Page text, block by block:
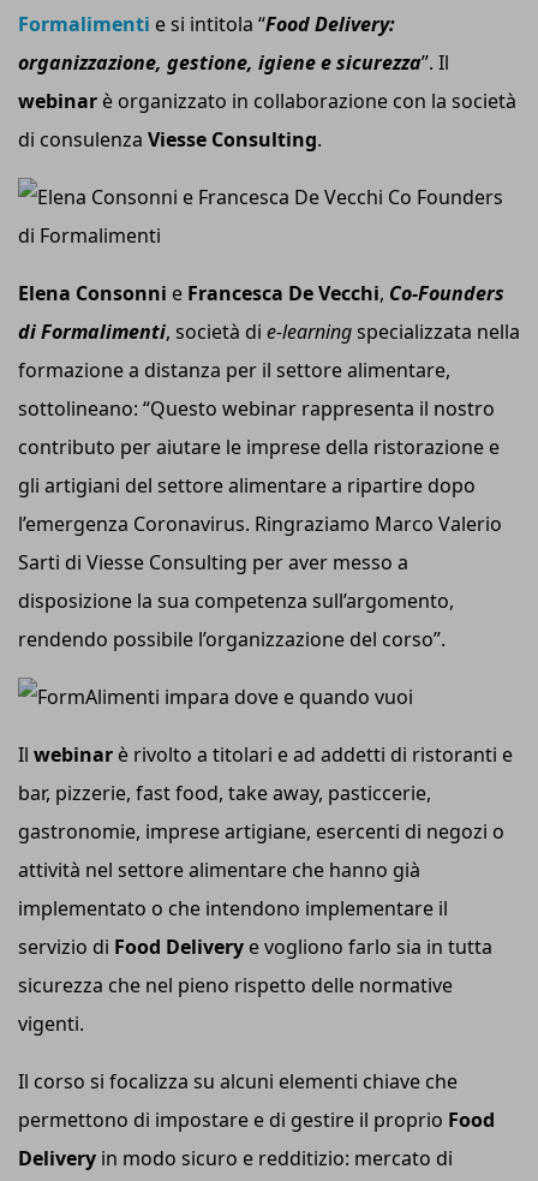
Formalimenti e si intitola “Food Delivery:
organizzazione, gestione, igiene e sicurezza”. Il
webinar è organizzato in collaborazione con la società
di consulenza Viesse Consulting.
Elena Consonni e Francesca De Vecchi, Co-Founders
di Formalimenti, società di e-learningspecializzata nella
formazione a distanza per il settore alimentare,
sottolineano: “Questo webinar rappresenta il nostro
contributo per aiutare le imprese della ristorazione e
gli artigiani del settore alimentare a ripartire dopo
l’emergenza Coronavirus. Ringraziamo Marco Valerio
Sarti di Viesse Consulting per aver messo a
disposizione la sua competenza sull’argomento,
rendendo possibile l’organizzazione del corso”.
Il webinar è rivolto a titolari e ad addetti di ristoranti e
bar, pizzerie, fast food, take away, pasticcerie,
gastronomie, imprese artigiane, esercenti di negozi o
attività nel settore alimentare che hanno già
implementato o che intendono implementare il
servizio di Food Delivery e vogliono farlo sia in tutta
sicurezza che nel pieno rispetto delle normative
vigenti.
Il corso si focalizza su alcuni elementi chiave che
permettono di impostare e di gestire il proprio Food
Delivery in modo sicuro e redditizio: mercato di